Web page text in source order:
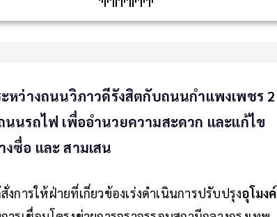
หว่างถนนวิภาวดีรังสิตกับถนนกำแพงเพชร 2
นรถไฟ เพื่ออำนวยความสะดวก และแก้ไข
ซื่อ และ สามเสน
ารให้ฝ่ายที่เกี่ยวข้องเร่งดำเนินการปรับปรุงอุโมงค์